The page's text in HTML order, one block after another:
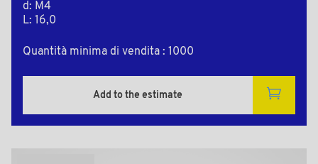
d: M4
L: 16,0
Quantità minima di vendita : 1000
Add to the estimate